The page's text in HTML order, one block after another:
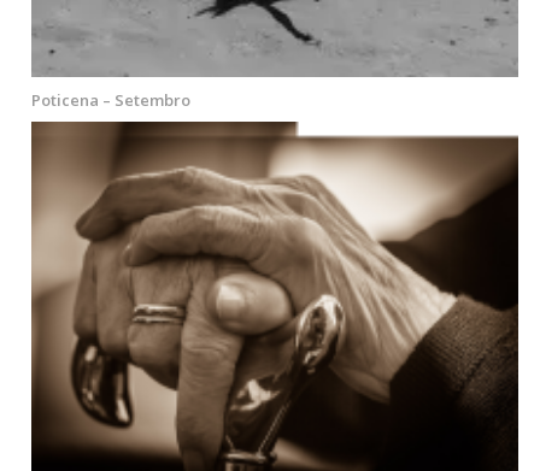
Poticena – Setembro